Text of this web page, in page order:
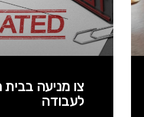
צו מניעה בבית
לעבודה